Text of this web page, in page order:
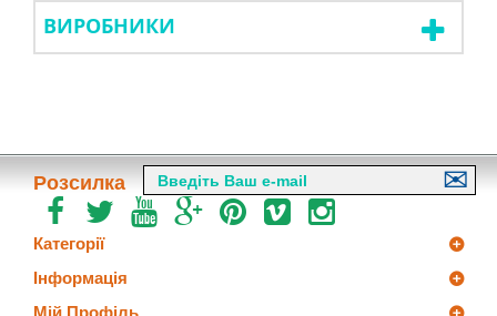
ВИРОБНИКИ
Розсилка
Категорії
Інформація